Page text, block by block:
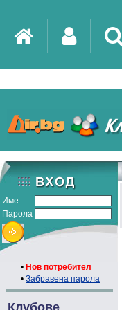
Име
Парола
• Нов потребител
• Забравена парола
Клубове